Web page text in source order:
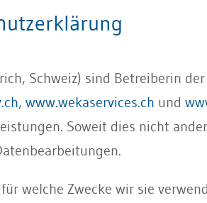
Schweiz) sind Betreiberin
, www.wekaservices.ch und
Soweit dies nicht
welche Zwecke wir sie